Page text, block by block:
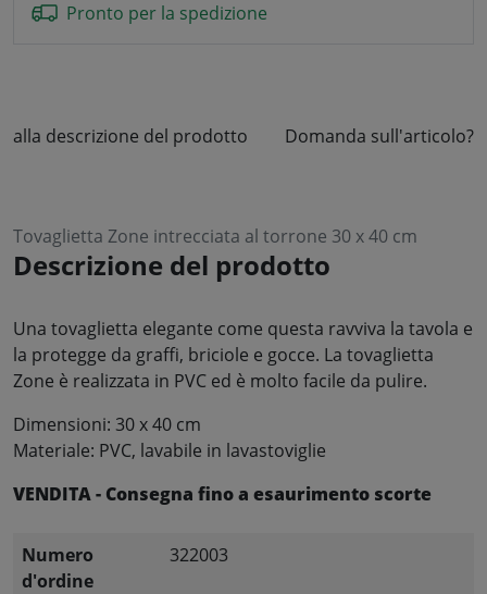
Pronto per la spedizione
alla descrizione del prodotto Domanda sull'articolo?
Tovaglietta Zone intrecciata al torrone 30 x 40 cm
Descrizione del prodotto
Una tovaglietta elegante come questa ravviva la tavola e
la protegge da graffi, briciole e gocce. La tovaglietta
Zone è realizzata in PVC ed è molto facile da pulire.
Dimensioni: 30 x 40 cm
Materiale: PVC, lavabile in lavastoviglie
VENDITA - Consegna fino a esaurimento scorte
Numero
d'ordine
322003